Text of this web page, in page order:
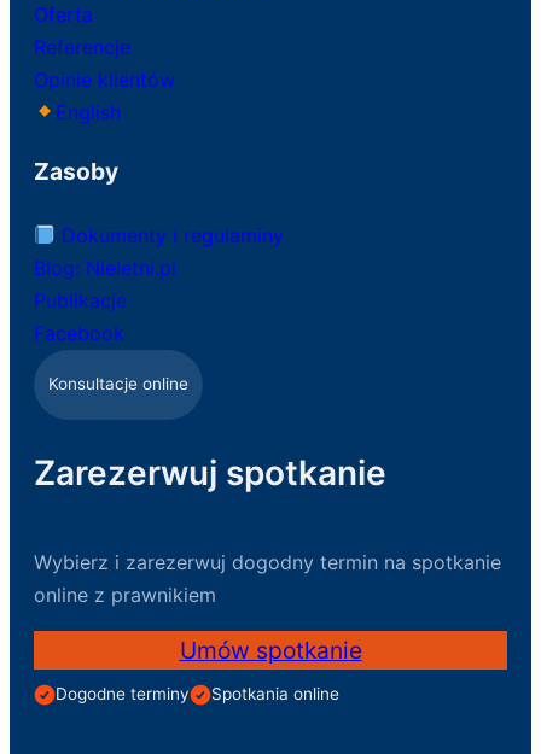
Oferta
Referencje
Opinie klientów
English
Zasoby
Dokumenty i regulaminy
Blog: Nieletni.pl
Publikacje
Facebook
Konsultacje online
Zarezerwuj spotkanie
Wybierz i zarezerwuj dogodny termin na spotkanie
online z prawnikiem
Umów spotkanie
Dogodne terminy Spotkania online